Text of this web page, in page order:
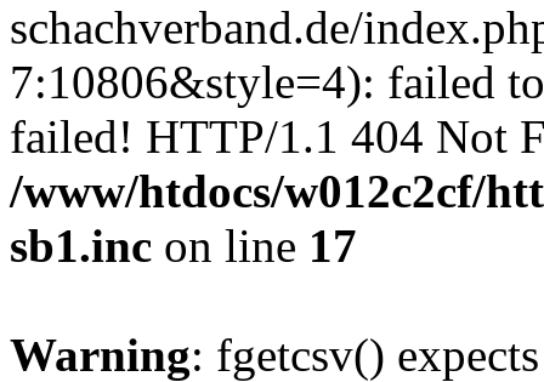
schachverband.de/
7:10806&style=4): failed
failed! HTTP/1.1 404 Not
/www/htdocs/w012c2cf/
sb1.inc on line 17
Warning: fgetcsv()